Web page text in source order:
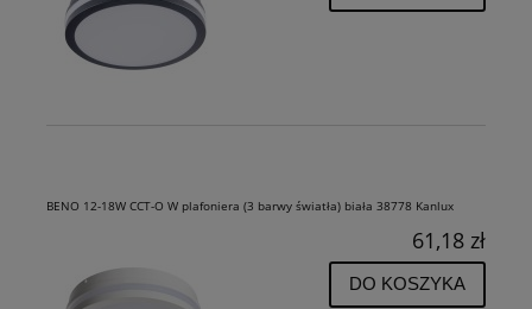
BENO 12-18W CCT-O W plafoniera (3 barwy światła) biała 38778 Kanlux
61,18 zł
DO KOSZYKA